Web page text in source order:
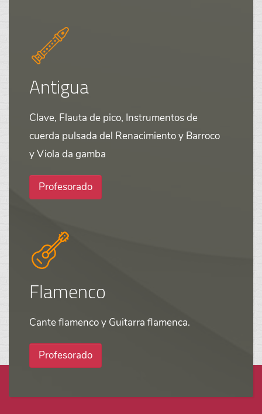
Antigua
Clave, Flauta de pico, Instrumentos de
cuerda pulsada del Renacimiento y Barroco
y Viola da gamba
Profesorado
Flamenco
Cante flamenco y Guitarra flamenca.
Profesorado